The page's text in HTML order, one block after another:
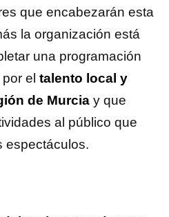
que encabezarán esta
la organización está
una programación
el talento local y
de Murcia y que
al público que
espectáculos.